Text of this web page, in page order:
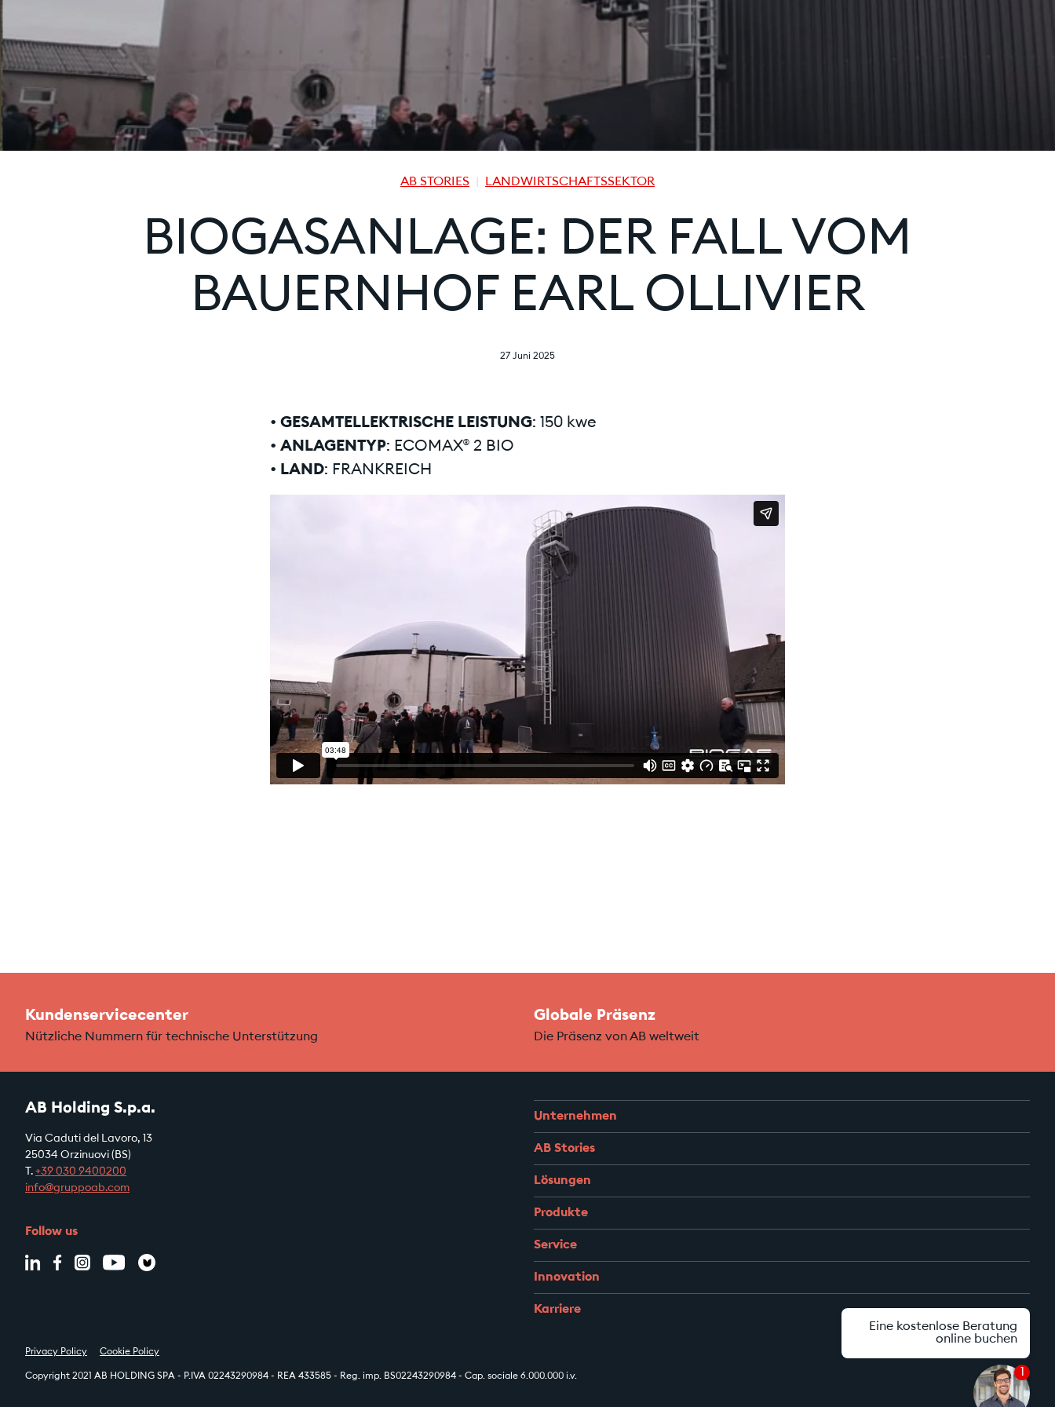
AB STORIES LANDWIRTSCHAFTSSEKTOR
BIOGASANLAGE: DER FALL VOM
BAUERNHOF EARL OLLIVIER
27 Juni 2025
• GESAMTELLEKTRISCHE LEISTUNG: 150 kwe
• ANLAGENTYP: ECOMAX® 2 BIO
• LAND: FRANKREICH
Kundenservicecenter
Nützliche Nummern für technische Unterstützung
Globale Präsenz
Die Präsenz von AB weltweit
AB Holding S.p.a.
Via Caduti del Lavoro, 13
25034 Orzinuovi (BS)
T. +39 030 9400200
info@gruppoab.com
Follow us
Unternehmen
AB Stories
Lösungen
Produkte
Service
Innovation
Karriere
Privacy Policy Cookie Policy
Copyright 2021 AB HOLDING SPA - P.IVA 02243290984 - REA 433585 - Reg. imp. BS02243290984 - Cap. sociale 6.000.000 i.v.
Eine kostenlose Beratung
online buchen